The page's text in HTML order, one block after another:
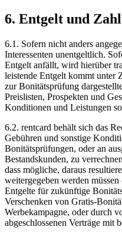
6. Entgelt und
6.1. Sofern nicht anders
Interessenten unentgeltlich.
Entgelt anfällt, wird hierüber
leistende Entgelt kommt unter
zur Bonitätsprüfung
Preislisten, Prospekten und
Konditionen und Leistungen
6.2. rentcard behält sich das
Gebühren und sonstige
Bonitätsprüfungen, oder an
Bestandskunden, zu
dass mögliche, daraus
weitergegeben werden
Entgelte für zukünftige
Verschenken von Gratis-
Werbekampagne, oder durch
abgeschlossenen Verträge mit